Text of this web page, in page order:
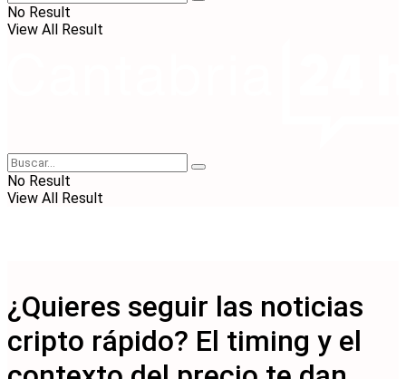
No Result
View All Result
No Result
View All Result
¿Quieres seguir las noticias
cripto rápido? El timing y el